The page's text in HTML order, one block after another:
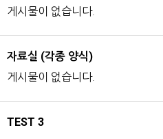
게시물이 없습니다.
자료실 (각종 양식)
게시물이 없습니다.
TEST 3